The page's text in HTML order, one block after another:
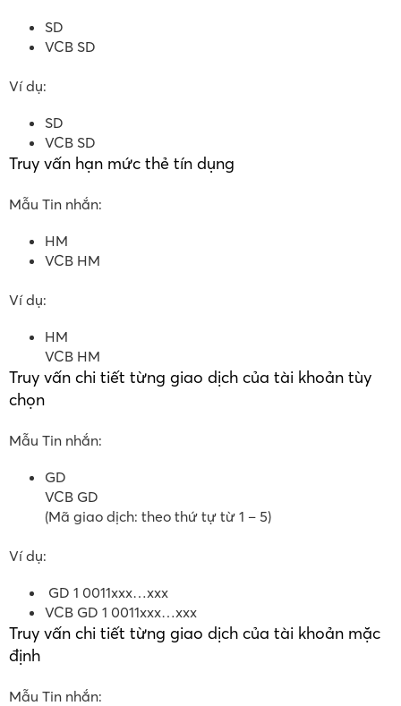
SD
VCB SD
Ví dụ:
SD
VCB SD
Truy vấn hạn mức thẻ tín dụng
Mẫu Tin nhắn:
HM
VCB HM
Ví dụ:
HM
VCB HM
Truy vấn chi tiết từng giao dịch của tài khoản tùy
chọn
Mẫu Tin nhắn:
GD
VCB GD
(Mã giao dịch: theo thứ tự từ 1 – 5)
Ví dụ:
GD 1 0011xxx…xxx
VCB GD 1 0011xxx…xxx
Truy vấn chi tiết từng giao dịch của tài khoản mặc
định
Mẫu Tin nhắn: